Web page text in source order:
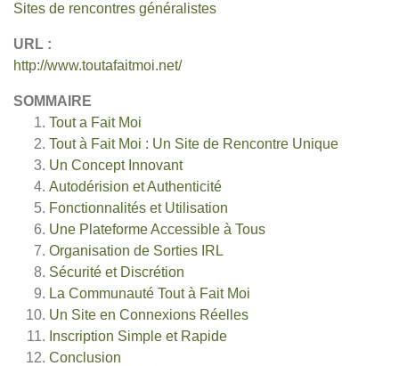
Sites de rencontres généralistes
URL :
http://www.toutafaitmoi.net/
SOMMAIRE
Tout a Fait Moi
Tout à Fait Moi : Un Site de Rencontre Unique
Un Concept Innovant
Autodérision et Authenticité
Fonctionnalités et Utilisation
Une Plateforme Accessible à Tous
Organisation de Sorties IRL
Sécurité et Discrétion
La Communauté Tout à Fait Moi
Un Site en Connexions Réelles
Inscription Simple et Rapide
Conclusion